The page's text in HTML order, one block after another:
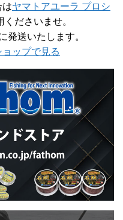
はヤマトアユーラ プロシ
くださいませ。
発送いたします。
ップで見る